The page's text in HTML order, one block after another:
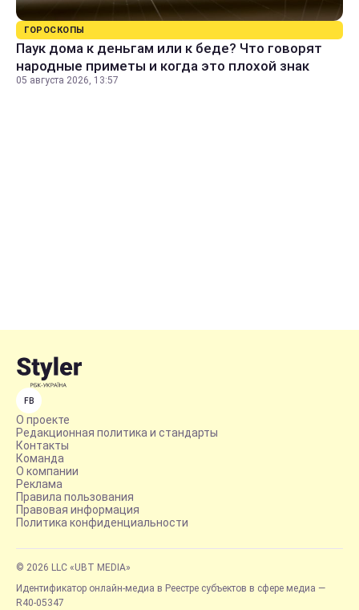
ГОРОСКОПЫ
Паук дома к деньгам или к беде? Что говорят
народные приметы и когда это плохой знак
05 августа 2026, 13:57
FB
О проекте
Редакционная политика и стандарты
Контакты
Команда
О компании
Реклама
Правила пользования
Правовая информация
Политика конфиденциальности
© 2026 LLC «UBT MEDIA»
Идентификатор онлайн-медиа в Реестре субъектов в сфере медиа —
R40-05347